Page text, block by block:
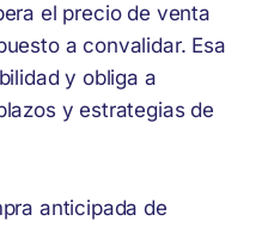
el precio de venta
a convalidar. Esa
y obliga a
y estrategias de
anticipada de